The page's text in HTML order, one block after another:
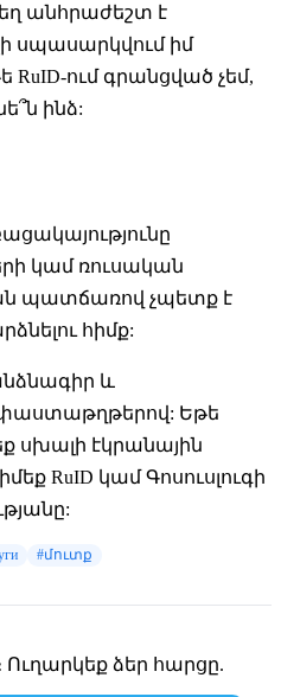
անհրաժեշտ է
սպասարկվում իմ
ում գրանցված չեմ,
ինձ:
կամ ռուսական
պատճառով չպետք է
հիմք:
և
Եթե
սխալի էկրանային
RuID կամ Գոսուսլուգի
#մուտք
ձեր հարցը.